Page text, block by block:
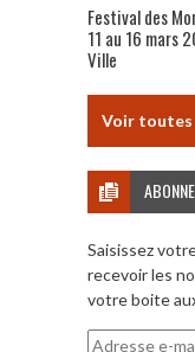
Festival des
11 au 16 mars
Ville
Voir toutes
Saisissez
recevoir les
votre boite
Adresse